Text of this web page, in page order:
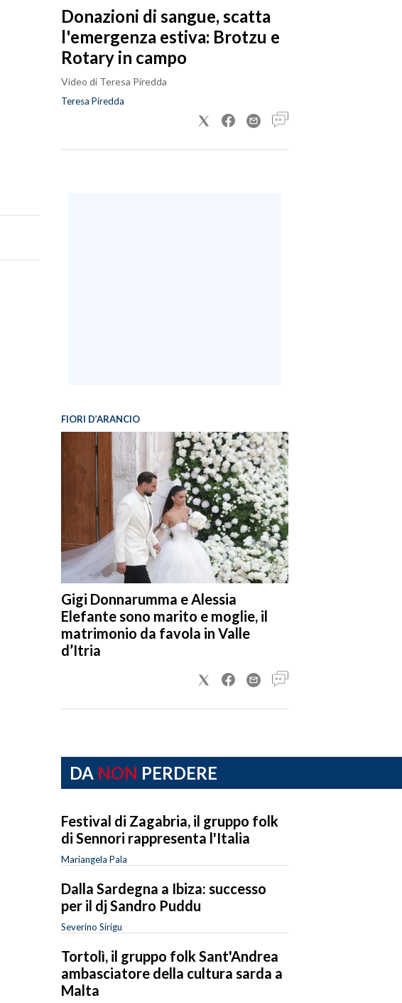
Donazioni di sangue, scatta
l'emergenza estiva: Brotzu e
Rotary in campo
Video di Teresa Piredda
Teresa Piredda
FIORI D’ARANCIO
Gigi Donnarumma e Alessia
Elefante sono marito e moglie, il
matrimonio da favola in Valle
d’Itria
DA NON PERDERE
Festival di Zagabria, il gruppo folk
di Sennori rappresenta l'Italia
Mariangela Pala
Dalla Sardegna a Ibiza: successo
per il dj Sandro Puddu
Severino Sirigu
Tortolì, il gruppo folk Sant'Andrea
ambasciatore della cultura sarda a
Malta